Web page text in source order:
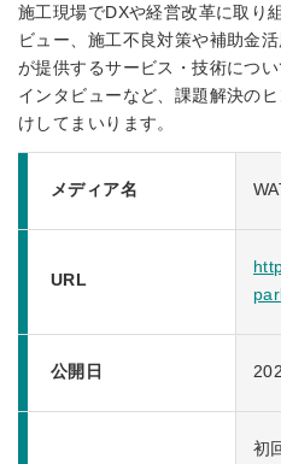
施工現場でDXや経営改革に取り
ビュー、施工不良対策や補助金
が提供するサービス・技術につ
インタビューなど、課題解決の
けしてまいります。
メディア名
URL
公開日
初